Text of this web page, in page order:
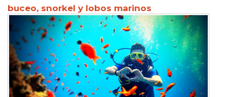
buceo, snorkel y lobos marinos